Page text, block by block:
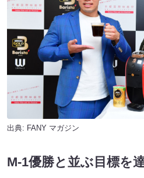
出典: FANY マガジン
M-1優勝と並ぶ目標を